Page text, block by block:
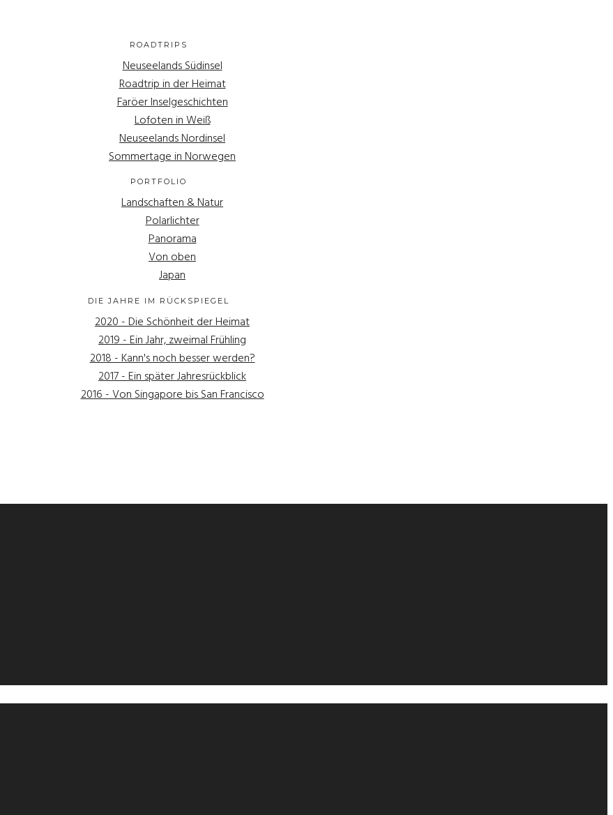
ROADTRIPS
Neuseelands Südinsel
Roadtrip in der Heimat
Faröer Inselgeschichten
Lofoten in Weiß
Neuseelands Nordinsel
Sommertage in Norwegen
PORTFOLIO
Landschaften & Natur
Polarlichter
Panorama
Von oben
Japan
DIE JAHRE IM RÜCKSPIEGEL
2020 - Die Schönheit der Heimat
2019 - Ein Jahr, zweimal Frühling
2018 - Kann's noch besser werden?
2017 - Ein später Jahresrückblick
2016 - Von Singapore bis San Francisco